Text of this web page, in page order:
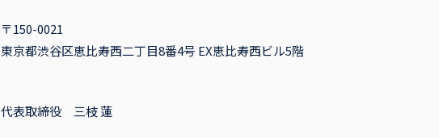
〒150-0021
東京都渋谷区恵比寿西二丁目8番4号 EX恵比寿西ビル5階
代表取締役 三枝 蓮